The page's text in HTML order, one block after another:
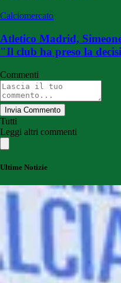
Calciomercato
Atletico Madrid,
"Il club ha preso la
Commenti
Invia Commento
Tutti
Leggi altri commenti
Ultime Notizie